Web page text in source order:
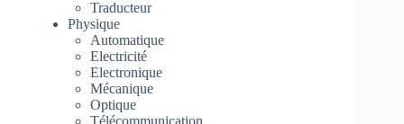
Traducteur
Physique
Automatique
Electricité
Electronique
Mécanique
Optique
Télécommunication